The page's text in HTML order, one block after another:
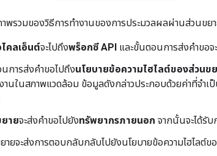
พรวมของวิธีการทำงานของการประมวลผลผ่านส่วนขย
คลเอ็นต์จะไปถึงพร็อกซี API และขั้นตอนการส่งคําขอ
การส่งคําขอไปถึงนโยบายข้อความไฮไลต์ของส่วนข
านในสภาพแวดล้อม ข้อมูลดังกล่าวประกอบด้วยค่าที่จํา
ายจะส่งคําขอไปยังทรัพยากรภายนอก จากนั้นจะได้รั
ายจะส่งการตอบกลับกลับไปยังนโยบายข้อความไฮไลต์ข